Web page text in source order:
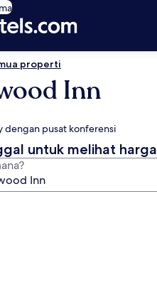
properti
Inn
dengan pusat konferensi
untuk melihat harga